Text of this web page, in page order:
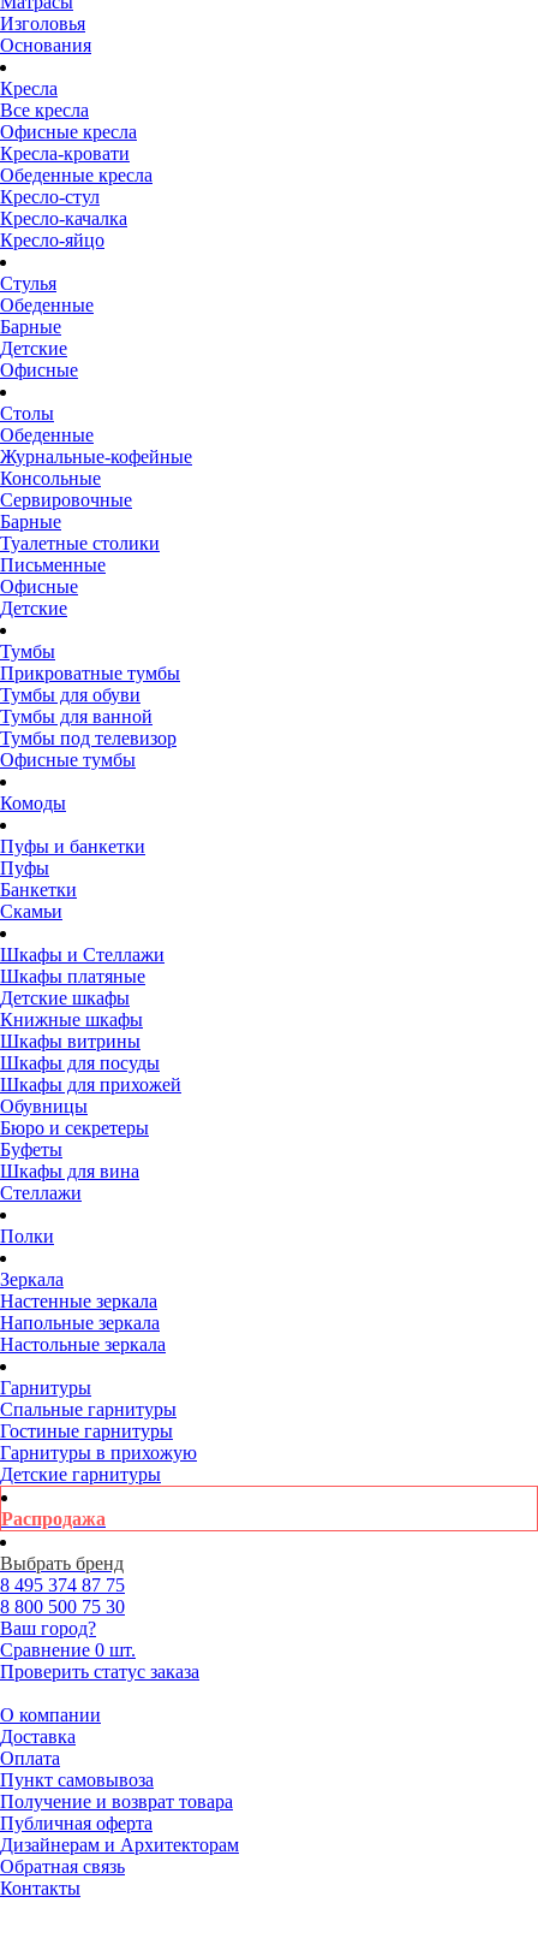
Изголовья
Основания
Кресла
Все кресла
Офисные кресла
Кресла-кровати
Обеденные кресла
Кресло-стул
Кресло-качалка
Кресло-яйцо
Стулья
Обеденные
Барные
Детские
Офисные
Столы
Обеденные
Журнальные-кофейные
Консольные
Сервировочные
Барные
Туалетные столики
Письменные
Офисные
Детские
Тумбы
Прикроватные тумбы
Тумбы для обуви
Тумбы для ванной
Тумбы под телевизор
Офисные тумбы
Комоды
Пуфы и банкетки
Пуфы
Банкетки
Скамьи
Шкафы и Стеллажи
Шкафы платяные
Детские шкафы
Книжные шкафы
Шкафы витрины
Шкафы для посуды
Шкафы для прихожей
Обувницы
Бюро и секретеры
Буфеты
Шкафы для вина
Стеллажи
Полки
Зеркала
Настенные зеркала
Напольные зеркала
Настольные зеркала
Гарнитуры
Спальные гарнитуры
Гостиные гарнитуры
Гарнитуры в прихожую
Детские гарнитуры
Распродажа
Выбрать бренд
8 495 374 87 75
8 800 500 75 30
Ваш город?
Сравнение 0 шт.
Проверить статус заказа
О компании
Доставка
Оплата
Пункт самовывоза
Получение и возврат товара
Публичная оферта
Дизайнерам и Архитекторам
Обратная связь
Контакты